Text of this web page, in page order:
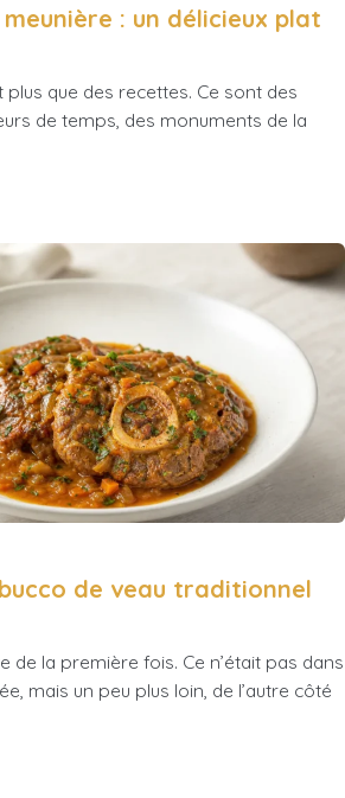
: un délicieux plat
plus que des recettes. Ce sont des
de temps, des monuments de la
de veau traditionnel
de la première fois. Ce n’était pas dans
mais un peu plus loin, de l’autre côté